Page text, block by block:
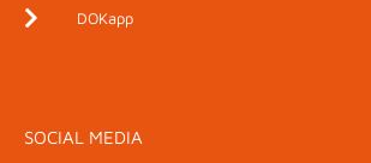
DOKapp
SOCIAL MEDIA